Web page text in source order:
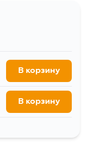
В корзину
В корзину